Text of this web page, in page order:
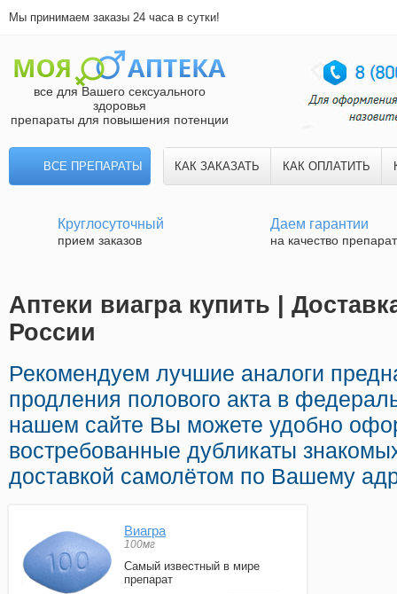
Мы принимаем заказы 24 часа в сутки!
все для Вашего сексуального
здоровья
препараты для повышения потенции
ВСЕ ПРЕПАРАТЫ КАК ЗАКАЗАТЬ КАК ОПЛАТИТЬ
Круглосуточный
прием заказов
Даем гарантии
на качество
Аптеки виагра купить |
России
Рекомендуем лучшие аналоги
продления полового акта в
нашем сайте Вы можете удобно
востребованные дубликаты
доставкой самолётом по Вашему
Виагра
100мг
Самый известный в мире
препарат